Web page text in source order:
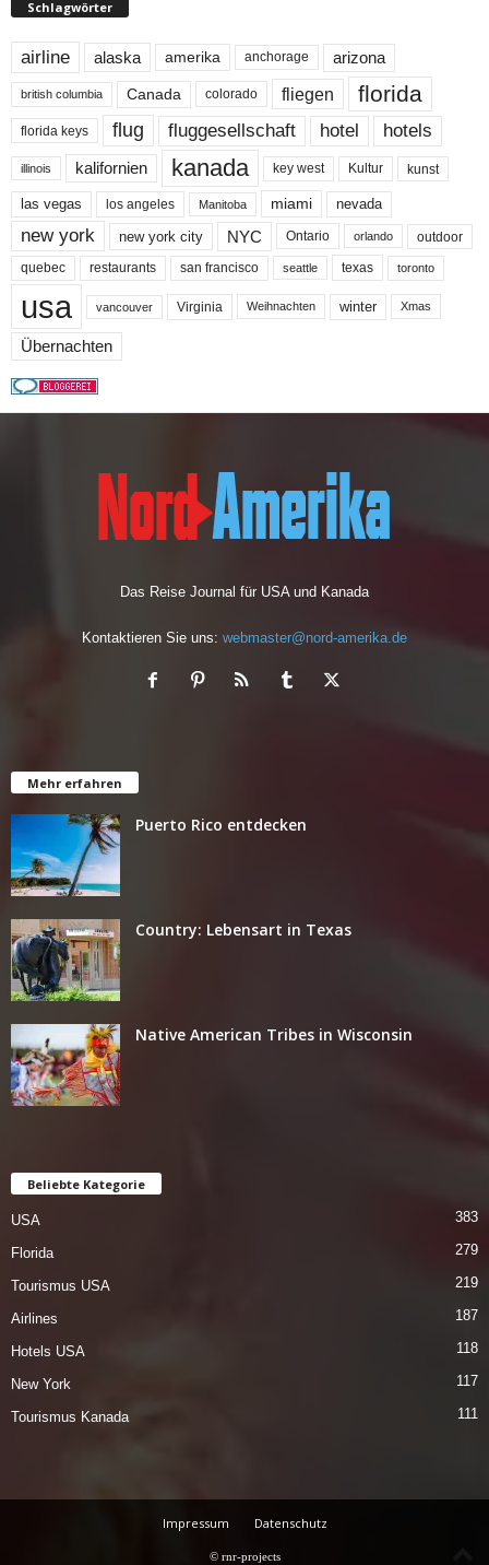
Schlagwörter
airline alaska amerika anchorage arizona
british columbia Canada colorado fliegen florida
florida keys flug fluggesellschaft hotel hotels
illinois kalifornien kanada key west Kultur kunst
las vegas los angeles Manitoba miami nevada
new york new york city NYC Ontario orlando outdoor
quebec restaurants san francisco seattle texas toronto
usa vancouver Virginia Weihnachten winter Xmas
Übernachten
Das Reise Journal für USA und Kanada
Kontaktieren Sie uns: webmaster@nord-amerika.de
Mehr erfahren
Puerto Rico entdecken
Country: Lebensart in Texas
Native American Tribes in Wisconsin
Beliebte Kategorie
USA 383
Florida 279
Tourismus USA 219
Airlines 187
Hotels USA 118
New York 117
Tourismus Kanada 111
Impressum Datenschutz
© rnr-projects